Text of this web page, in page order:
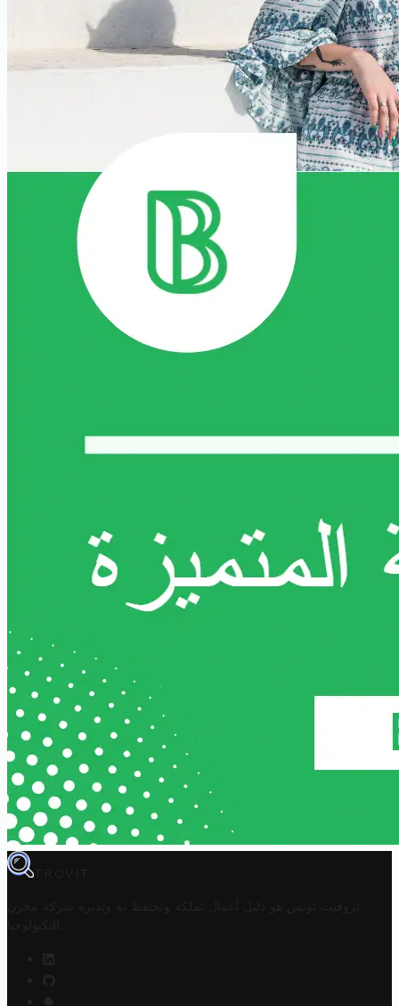
TROVIT
تروفيت تونس هو دليل أعمال تملكه وتحتفظ به وتديره
شركة مخزن
التكنولوجيا